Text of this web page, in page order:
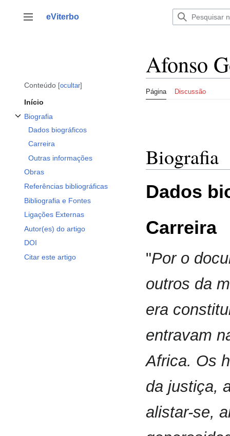
para
Alternar barra lateral
eViterbo
Conteúdo ocultar
Início
Biografia
Dados biográficos
Carreira
Outras informações
Obras
Referências bibliográficas
Bibliografia e Fontes
Ligações Externas
Autor(es) do artigo
DOI
Citar este artigo
Afonso
Página Discussão
Biografia
Dados
Carreira
"Por o
outros da
era
entravam
Africa. Os
da justiça,
alistar-se,